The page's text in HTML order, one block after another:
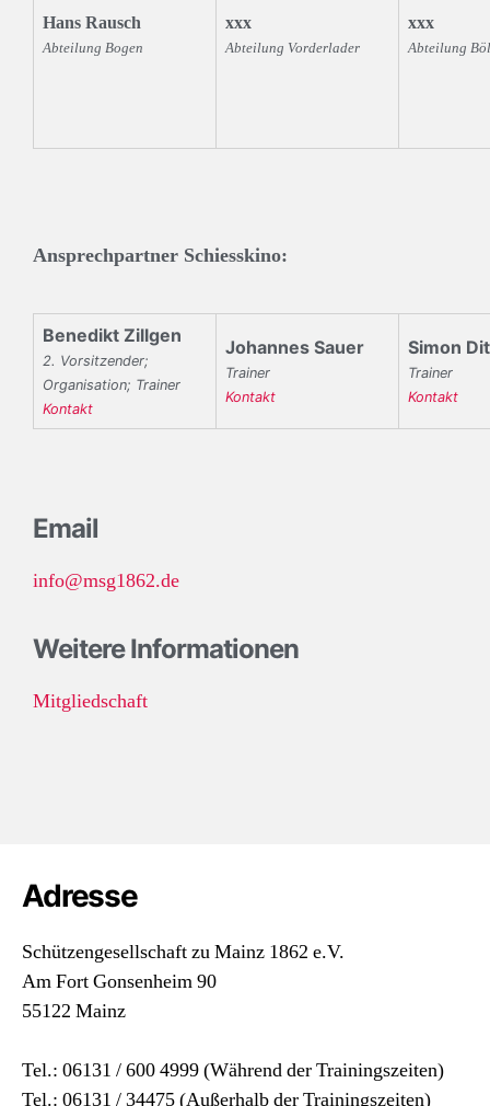
Hans Rausch
Abteilung Bogen
xxx
Abteilung Vorderlader
xxx
Abteilung
Ansprechpartner Schiesskino:
Benedikt Zillgen
2. Vorsitzender;
Organisation; Trainer
Kontakt
Johannes Sauer
Trainer
Kontakt
Simon
Trainer
Kontakt
Email
info@msg1862.de
Weitere Informationen
Mitgliedschaft
Adresse
Schützengesellschaft zu Mainz 1862 e.V.
Am Fort Gonsenheim 90
55122 Mainz
Tel.: 06131 / 600 4999 (Während der Trainingszeiten)
Tel.: 06131 / 34475 (Außerhalb der Trainingszeiten)